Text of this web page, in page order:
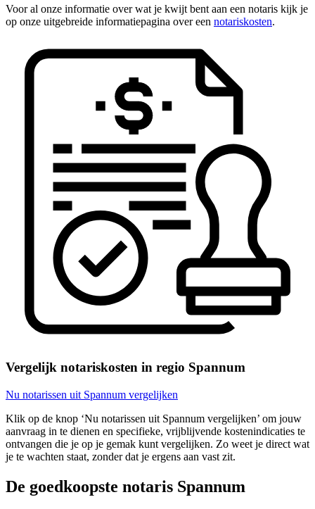
Voor al onze informatie over wat je kwijt bent aan een notaris kijk je
op onze uitgebreide informatiepagina over een notariskosten.
Vergelijk notariskosten in regio Spannum
Nu notarissen uit Spannum vergelijken
Klik op de knop ‘Nu notarissen uit Spannum vergelijken’ om jouw
aanvraag in te dienen en specifieke, vrijblijvende kostenindicaties te
ontvangen die je op je gemak kunt vergelijken. Zo weet je direct wat
je te wachten staat, zonder dat je ergens aan vast zit.
De goedkoopste notaris Spannum